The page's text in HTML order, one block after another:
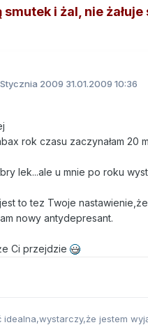
i żal, nie żałuje
Stycznia 2009 31.01.2009 10:36
rok czasu zaczynałam 20
lek...ale u mnie po roku
to tez Twoje
nowy antydepresant.
Ci przejdzie
idealna,wystarczy,że jestem